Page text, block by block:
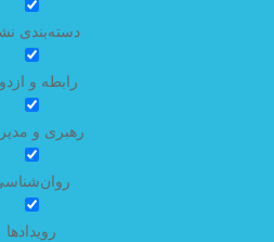
دسته‌بندی
رابطه و
رهبری و
رویدادها